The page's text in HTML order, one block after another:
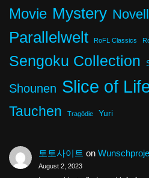
Movie Mystery
Parallelwelt RoFL Classics
Sengoku Collection
Shounen Slice of
Tauchen Tragödie Yuri
토토사이트 on
August 2, 2023